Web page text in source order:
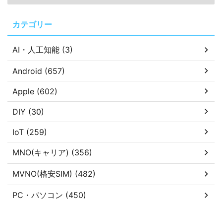
カテゴリー
AI・人工知能 (3)
Android (657)
Apple (602)
DIY (30)
IoT (259)
MNO(キャリア) (356)
MVNO(格安SIM) (482)
PC・パソコン (450)